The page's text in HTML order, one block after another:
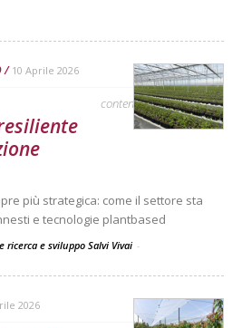
10 Aprile 2026
contenuto sponsorizzato
più strategica: come il settore sta
e tecnologie plantbased
ricerca e sviluppo Salvi Vivai -
2026